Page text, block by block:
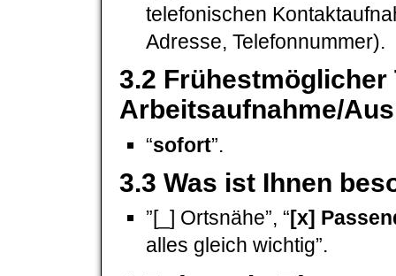
telefonischen
Adresse, Telefonnummer).
3.2 Frühestmöglicher
Arbeitsaufnahme/
“sofort”.
3.3 Was ist Ihnen
”[_] Ortsnähe”, “[x]
alles gleich wichtig”.